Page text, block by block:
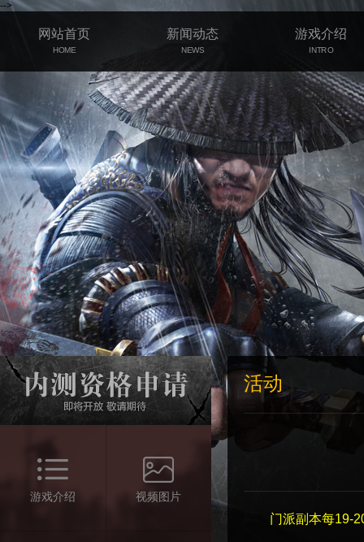
-->
网站首页
HOME
新闻动态
NEWS
游戏介绍
INTRO
游戏介绍 视频图片
活动
门派副本每19-